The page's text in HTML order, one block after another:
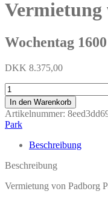
Wochentag
DKK 8.375,00
Vermietung
vom
Padborg
Park
Wochentag
1600
uhr
In den Warenkorb
Artikelnummer:
Park
Beschreibung
Beschreibung
Vermietung von Padborg